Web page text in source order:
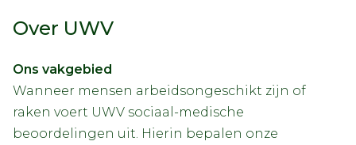
Over UWV
Ons vakgebied
Wanneer mensen arbeidsongeschikt zijn of
raken voert UWV sociaal-medische
beoordelingen uit. Hierin bepalen onze